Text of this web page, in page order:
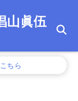
山眞伍
ちら